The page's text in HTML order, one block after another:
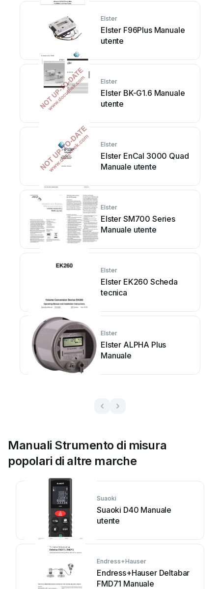
Elster
Elster F96Plus Manuale
utente
Elster
Elster BK-G1.6 Manuale
utente
Elster
Elster EnCal 3000 Quad
Manuale utente
Elster
Elster SM700 Series
Manuale utente
Elster
Elster EK260 Scheda
tecnica
Elster
Elster ALPHA Plus
Manuale
Manuali Strumento di misura
popolari di altre marche
Suaoki
Suaoki D40 Manuale
utente
Endress+Hauser
Endress+Hauser Deltabar
FMD71 Manuale